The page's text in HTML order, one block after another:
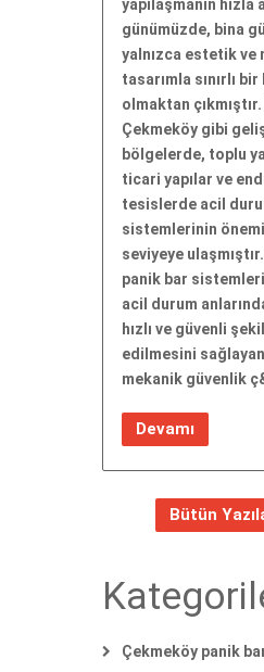
yapılaşmanın hızla
günümüzde, bina
yalnızca estetik ve
tasarımla sınırlı
olmaktan
Çekmeköy gibi
bölgelerde, toplu
ticari yapılar ve
tesislerde acil
sistemlerinin
seviyeye
panik bar
acil durum
hızlı ve güvenli
edilmesini
mekanik güvenlik
Devamı
Bütün
Çekmeköy panik